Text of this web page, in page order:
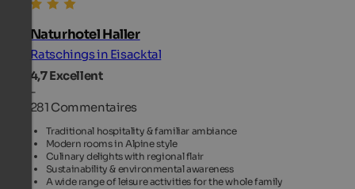
Naturhotel Haller
Ratschings in Eisacktal
4,7Excellent
-
281 Commentaires
Traditional hospitality & familiar ambiance
Modern rooms in Alpine style
Culinary delights with regional flair
Sustainability & environmental awareness
A wide range of leisure activities for the whole family